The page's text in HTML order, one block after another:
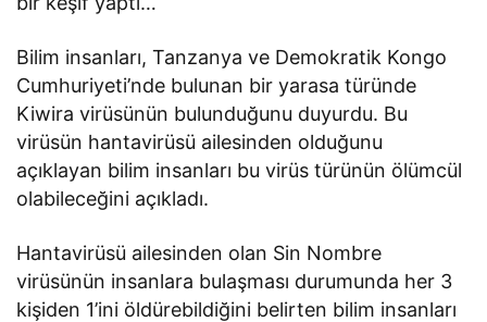
Bilim insanları, Tanzanya ve Demokratik Kongo
Cumhuriyeti’nde bulunan bir yarasa türünde
Kiwira virüsünün bulunduğunu duyurdu. Bu
virüsün hantavirüsü ailesinden olduğunu
açıklayan bilim insanları bu virüs türünün ölümcül
olabileceğini açıkladı.
Hantavirüsü ailesinden olan Sin Nombre
virüsünün insanlara bulaşması durumunda her 3
kişiden 1’ini öldürebildiğini belirten bilim insanları